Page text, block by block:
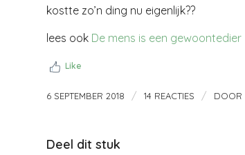
kostte zo’n ding nu eigenlijk??
lees ook De mens is een gewoontedier
Like
6 SEPTEMBER 2018 / 14 REACTIES / DOOR
Deel dit stuk